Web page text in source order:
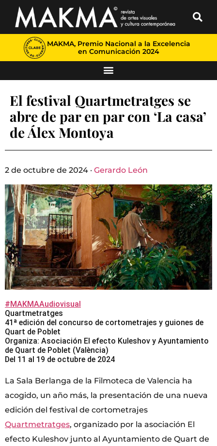
MAKMA, Premio Nacional a la Excelencia
en Comunicación 2024
El festival Quartmetratges se
abre de par en par con ‘La casa’
de Álex Montoya
2 de octubre de 2024 · Gerardo León
#MAKMAAudiovisual
Quartmetratges
41ª edición del concurso de cortometrajes y guiones de
Quart de Poblet
Organiza: Asociación El efecto Kuleshov y Ayuntamiento
de Quart de Poblet (València)
Del 11 al 19 de octubre de 2024
La Sala Berlanga de la Filmoteca de Valencia ha
acogido, un año más, la presentación de una nueva
edición del festival de cortometrajes
Quartmetratges, organizado por la asociación El
efecto Kuleshov junto al Ayuntamiento de Quart de